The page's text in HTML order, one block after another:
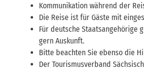
Kommunikation während der
Die Reise ist für Gäste mit
Für deutsche Staatsangehörige
gern Auskunft.
Bitte beachten Sie ebenso die
Der Tourismusverband